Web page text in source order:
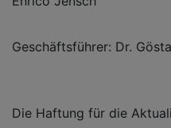
Geschäftsführer: Dr.
Die Haftung für die